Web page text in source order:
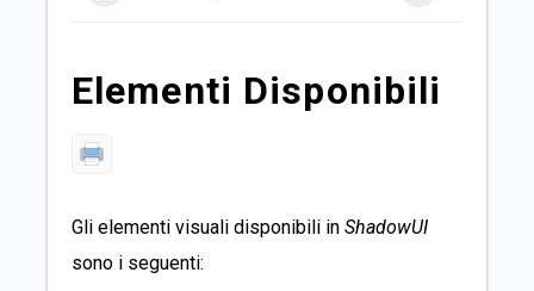
Elementi Disponibili
Gli elementi visuali disponibili in ShadowUI
sono i seguenti: